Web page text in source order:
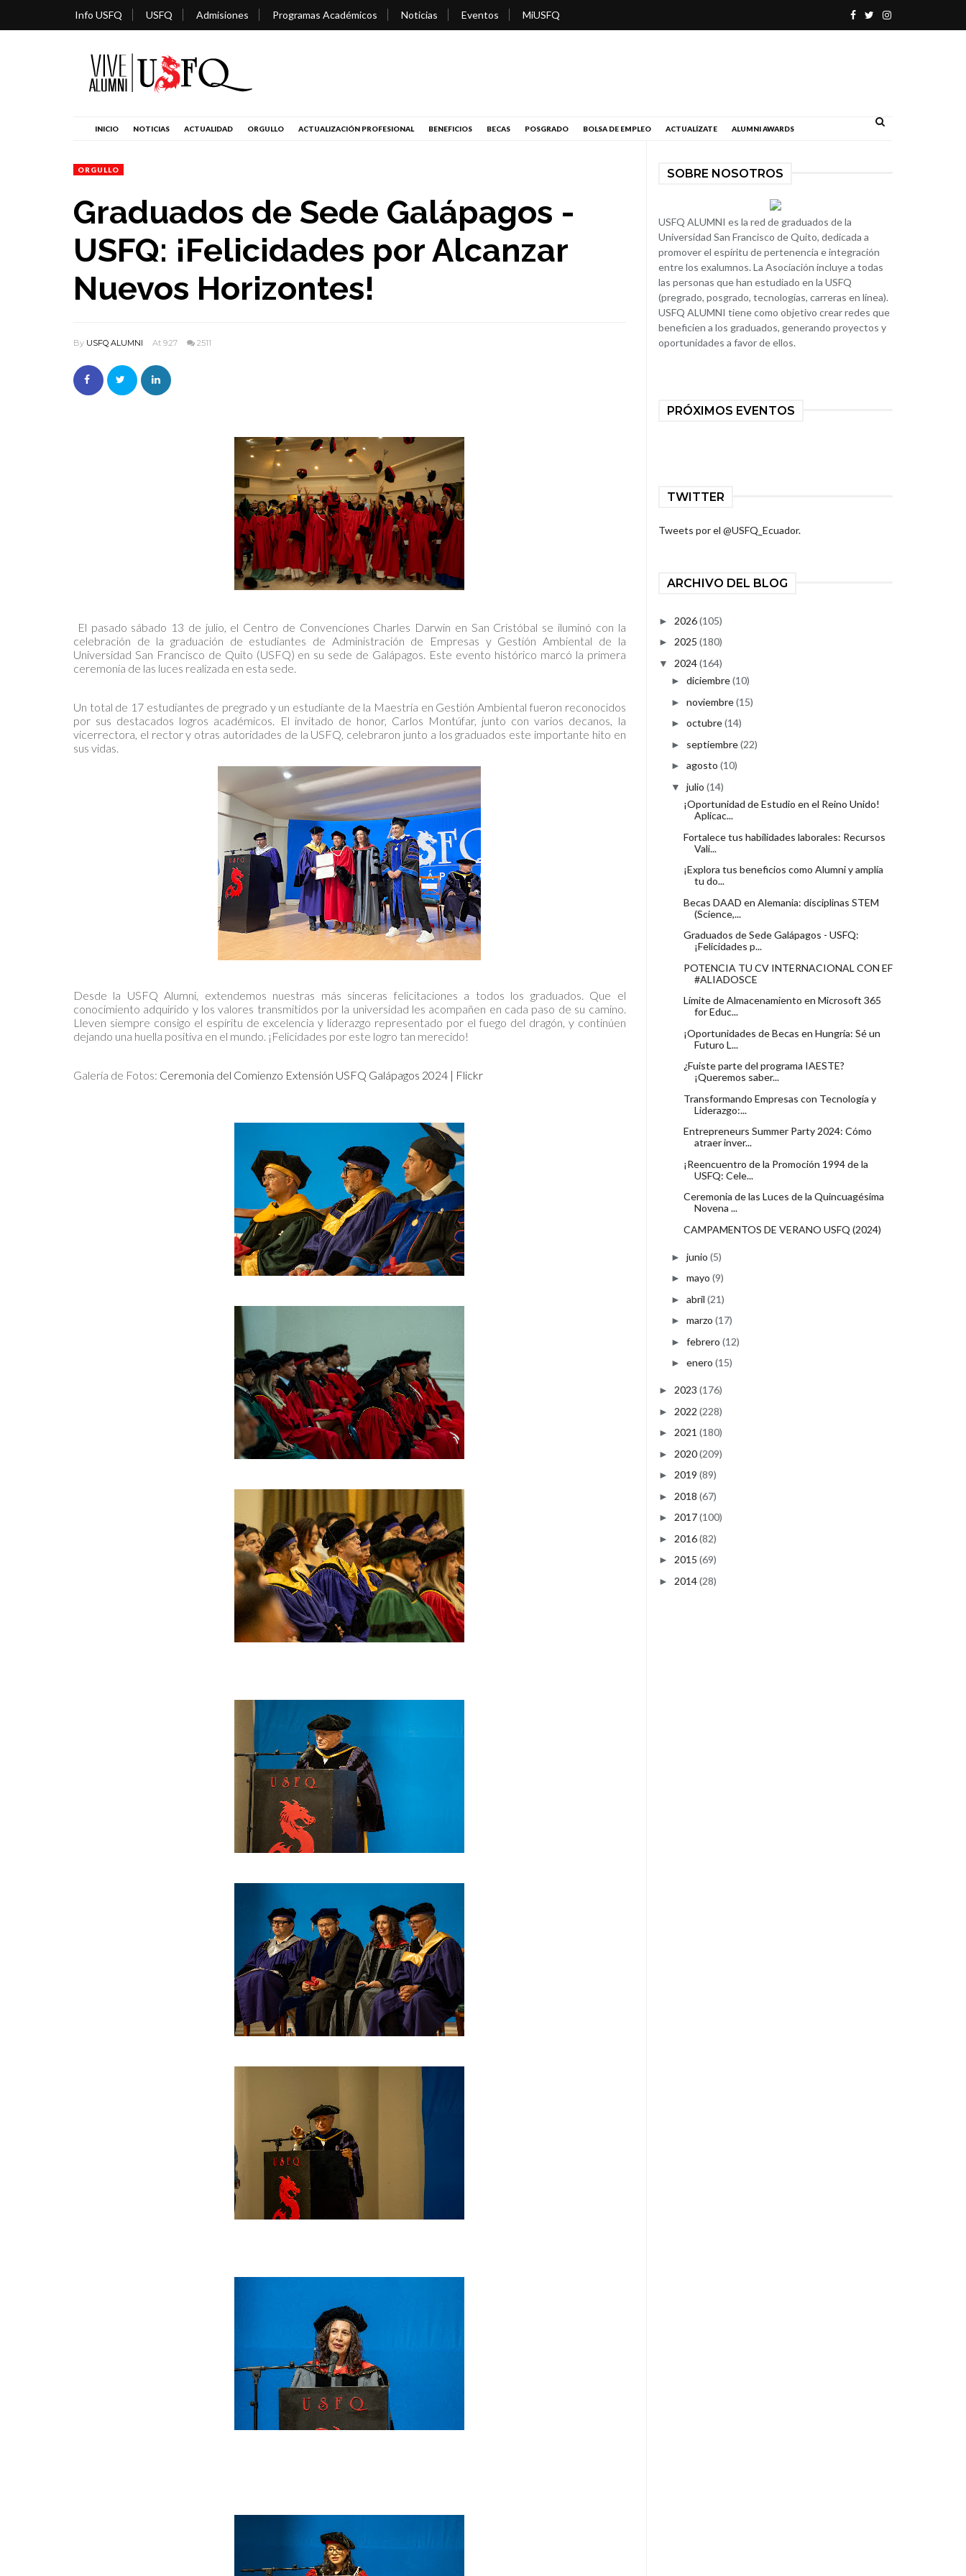
Info USFQ USFQ Admisiones Programas Académicos Noticias Eventos MiUSFQ
INICIO NOTICIAS ACTUALIDAD ORGULLO ACTUALIZACIÓN PROFESIONAL BENEFICIOS BECAS POSGRADO BOLSA DE EMPLEO ACTUALÍZATE ALUMNI AWARDS
ORGULLO
Graduados de Sede Galápagos -
USFQ: ¡Felicidades por Alcanzar
Nuevos Horizontes!
By USFQ ALUMNI At 9:27 2511
El pasado sábado 13 de julio, el Centro de Convenciones Charles Darwin en San Cristóbal se iluminó con la
celebración de la graduación de estudiantes de Administración de Empresas y Gestión Ambiental de la
Universidad San Francisco de Quito (USFQ) en su sede de Galápagos. Este evento histórico marcó la primera
ceremonia de las luces realizada en esta sede.
Un total de 17 estudiantes de pregrado y un estudiante de la Maestría en Gestión Ambiental fueron reconocidos
por sus destacados logros académicos. El invitado de honor, Carlos Montúfar, junto con varios decanos, la
vicerrectora, el rector y otras autoridades de la USFQ, celebraron junto a los graduados este importante hito en
sus vidas.
Desde la USFQ Alumni, extendemos nuestras más sinceras felicitaciones a todos los graduados. Que el
conocimiento adquirido y los valores transmitidos por la universidad les acompañen en cada paso de su camino.
Lleven siempre consigo el espíritu de excelencia y liderazgo representado por el fuego del dragón, y continúen
dejando una huella positiva en el mundo. ¡Felicidades por este logro tan merecido!
Galería de Fotos: Ceremonia del Comienzo Extensión USFQ Galápagos 2024 | Flickr
SOBRE NOSOTROS
USFQ ALUMNI es la red de graduados de la
Universidad San Francisco de Quito, dedicada a
promover el espíritu de pertenencia e integración
entre los exalumnos. La Asociación incluye a todas
las personas que han estudiado en la USFQ
(pregrado, posgrado, tecnologías, carreras en línea).
USFQ ALUMNI tiene como objetivo crear redes que
beneficien a los graduados, generando proyectos y
oportunidades a favor de ellos.
PRÓXIMOS EVENTOS
TWITTER
Tweets por el @USFQ_Ecuador.
ARCHIVO DEL BLOG
► 2026(105)
► 2025 (180)
▼ 2024(164)
► diciembre(10)
► noviembre(15)
► octubre(14)
► septiembre(22)
► agosto (10)
▼ julio (14)
¡Oportunidad de Estudio en el Reino Unido!
Aplicac...
Fortalece tus habilidades laborales: Recursos
Vali...
¡Explora tus beneficios como Alumni y amplía
tu do...
Becas DAAD en Alemania: disciplinas STEM
(Science,...
Graduados de Sede Galápagos - USFQ:
¡Felicidades p...
POTENCIA TU CV INTERNACIONAL CON EF
#ALIADOSCE
Límite de Almacenamiento en Microsoft 365
for Educ...
¡Oportunidades de Becas en Hungría: Sé un
Futuro L...
¿Fuiste parte del programa IAESTE?
¡Queremos saber...
Transformando Empresas con Tecnología y
Liderazgo:...
Entrepreneurs Summer Party 2024: Cómo
atraer inver...
¡Reencuentro de la Promoción 1994 de la
USFQ: Cele...
Ceremonia de las Luces de la Quincuagésima
Novena ...
CAMPAMENTOS DE VERANO USFQ (2024)
► junio (5)
► mayo (9)
► abril (21)
► marzo (17)
► febrero (12)
► enero (15)
► 2023 (176)
► 2022 (228)
► 2021 (180)
► 2020(209)
► 2019 (89)
► 2018 (67)
► 2017(100)
► 2016(82)
► 2015 (69)
► 2014(28)